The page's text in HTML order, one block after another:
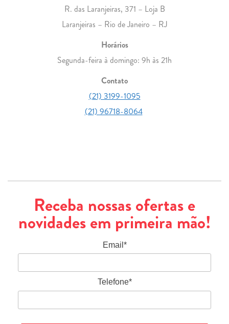
R. das Laranjeiras, 371 – Loja B
Laranjeiras – Rio de Janeiro – RJ
Horários
Segunda-feira à domingo: 9h às 21h
Contato
(21) 3199-1095
(21) 96718-8064
Receba nossas ofertas e
novidades em primeira mão!
Email*
Telefone*